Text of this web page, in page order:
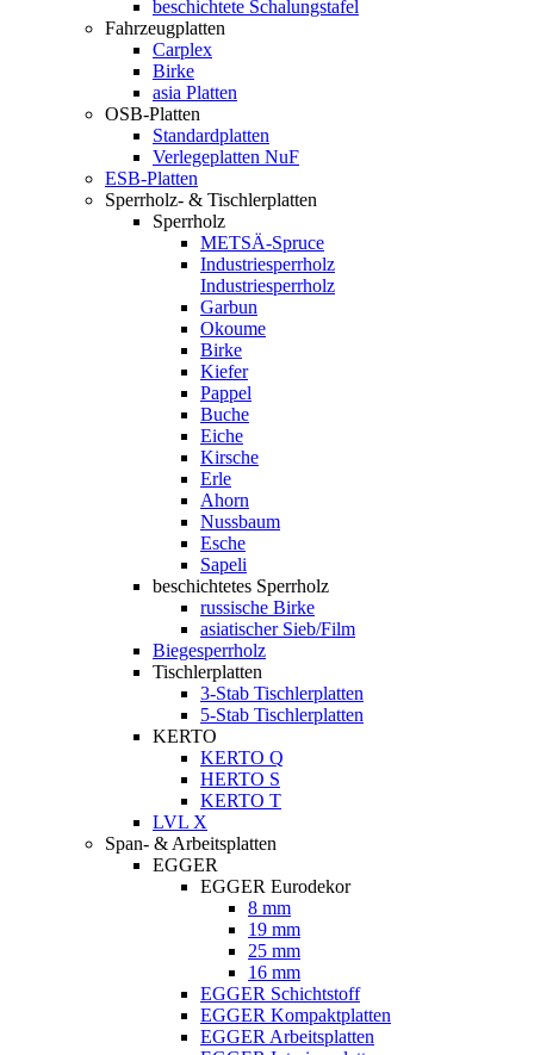
beschichtete Schalungstafel
Fahrzeugplatten
Carplex
Birke
asia Platten
OSB-Platten
Standardplatten
Verlegeplatten NuF
ESB-Platten
Sperrholz- & Tischlerplatten
Sperrholz
METSÄ-Spruce
Industriesperrholz
Industriesperrholz
Garbun
Okoume
Birke
Kiefer
Pappel
Buche
Eiche
Kirsche
Erle
Ahorn
Nussbaum
Esche
Sapeli
beschichtetes Sperrholz
russische Birke
asiatischer Sieb/Film
Biegesperrholz
Tischlerplatten
3-Stab Tischlerplatten
5-Stab Tischlerplatten
KERTO
KERTO Q
HERTO S
KERTO T
LVL X
Span- & Arbeitsplatten
EGGER
EGGER Eurodekor
8 mm
19 mm
25 mm
16 mm
EGGER Schichtstoff
EGGER Kompaktplatten
EGGER Arbeitsplatten